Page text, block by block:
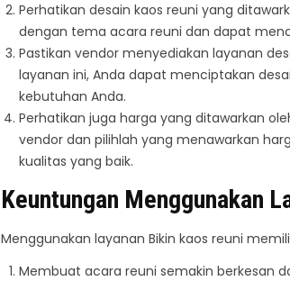
Perhatikan desain kaos reuni yang
dengan tema acara reuni dan dapat
Pastikan vendor menyediakan layanan
layanan ini, Anda dapat menciptakan
kebutuhan Anda.
Perhatikan juga harga yang ditawarkan
vendor dan pilihlah yang menawarkan
kualitas yang baik.
Keuntungan Menggunakan
Menggunakan layanan Bikin kaos reuni
Membuat acara reuni semakin berkesan